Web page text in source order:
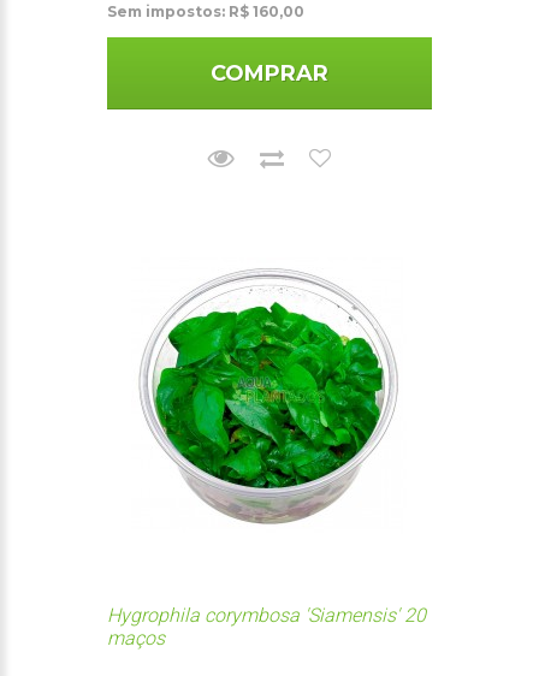
Sem impostos: R$ 160,00
COMPRAR
Hygrophila corymbosa 'Siamensis' 20
maços